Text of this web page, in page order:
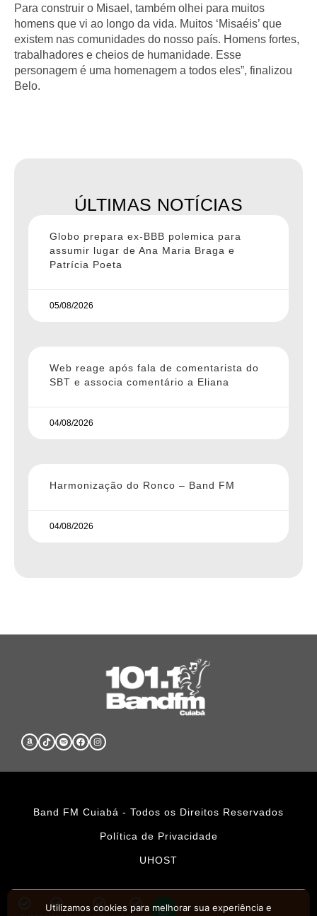
Para construir o Misael, também olhei para muitos
homens que vi ao longo da vida. Muitos ‘Misaéis’ que
existem nas comunidades do nosso país. Homens fortes,
trabalhadores e cheios de humanidade. Esse
personagem é uma homenagem a todos eles”, finalizou
Belo.
ÚLTIMAS NOTÍCIAS
Globo prepara ex-BBB polemica para
assumir lugar de Ana Maria Braga e
Patrícia Poeta
05/08/2026
Web reage após fala de comentarista do
SBT e associa comentário a Eliana
04/08/2026
Harmonização do Ronco – Band FM
04/08/2026
Band FM Cuiabá - Todos os Direitos Reservados
Política de Privacidade
UHOST
Utilizamos cookies para melhorar sua experiência e